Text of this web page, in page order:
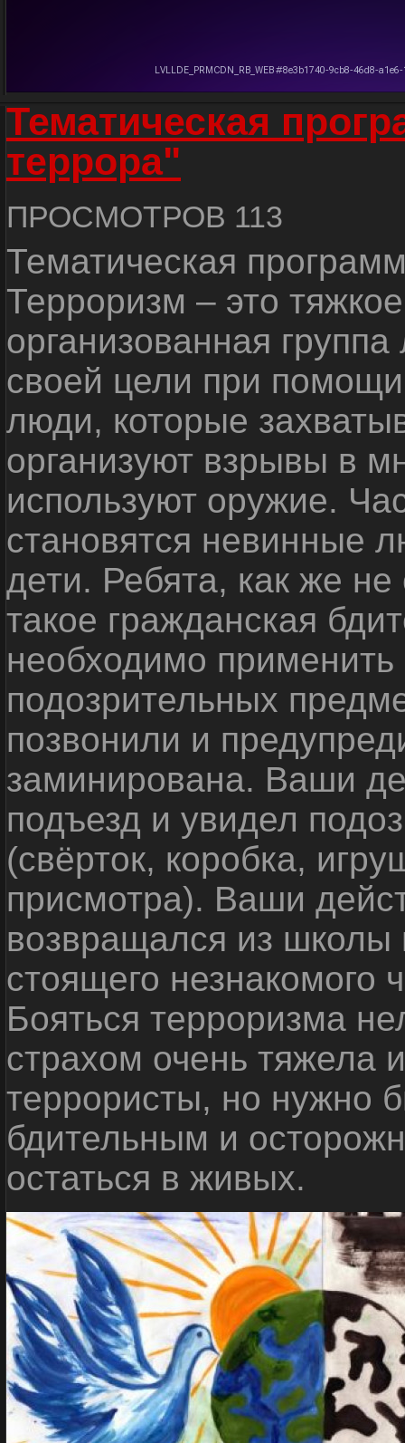
Тематическая
террора"
ПРОСМОТРОВ 113
Тематическая
Терроризм – это
организованная
своей цели при
люди, которые
организуют взрывы в
используют оружие.
становятся невинные
дети. Ребята, как же не
такое гражданская
необходимо
подозрительных
позвонили и
заминирована. Ваши
подъезд и увидел
(свёрток, коробка,
присмотра). Ваши
возвращался из школы
стоящего незнакомого
Бояться терроризма
страхом очень тяжела
террористы, но нужно
бдительным и
остаться в живых.